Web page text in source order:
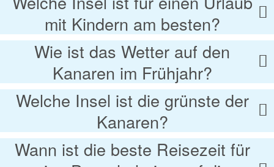
mit Kindern am besten?
Wie ist das Wetter auf den
Kanaren im Frühjahr?
Welche Insel ist die grünste der
Kanaren?
Wann ist die beste Reisezeit für